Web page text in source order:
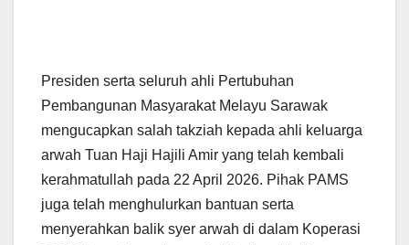
Presiden serta seluruh ahli Pertubuhan
Pembangunan Masyarakat Melayu Sarawak
mengucapkan salah takziah kepada ahli keluarga
arwah Tuan Haji Hajili Amir yang telah kembali
kerahmatullah pada 22 April 2026. Pihak PAMS
juga telah menghulurkan bantuan serta
menyerahkan balik syer arwah di dalam Koperasi